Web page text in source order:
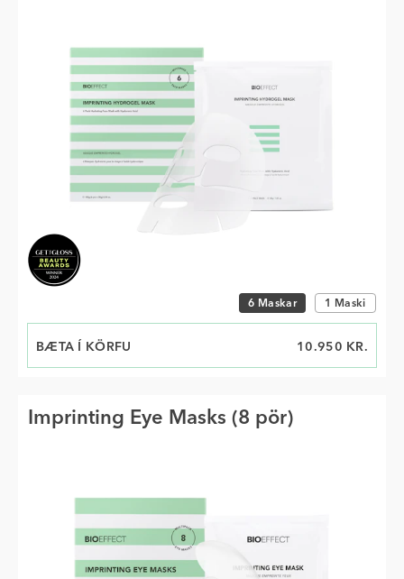
Veldu stærð
6 Maskar 1 Maski
BÆTA Í KÖRFU
VERÐ 10.950 KR.
Imprinting Eye Masks (8 pör)